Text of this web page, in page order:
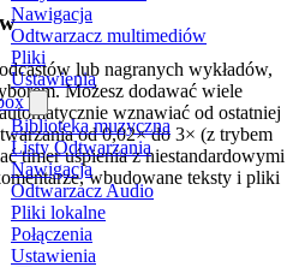
Nawigacja
Odtwarzacz multimediów
Pliki
Ustawienia
Biblioteka muzyczna
Listy Odtwarzania
Nawigacja
Odtwarzacz Audio
Pliki lokalne
Połączenia
Ustawienia
lub nagranych wykładów,
Możesz dodawać wiele
wznawiać od ostatniej
od 0,02× do 3× (z trybem
timer uśpienia z niestandardowymi
wbudowane teksty i pliki